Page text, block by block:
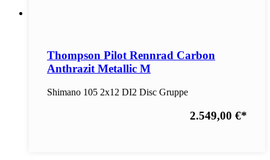
Thompson Pilot Rennrad Carbon
Anthrazit Metallic M
Shimano 105 2x12 DI2 Disc Gruppe
2.549,00 €*